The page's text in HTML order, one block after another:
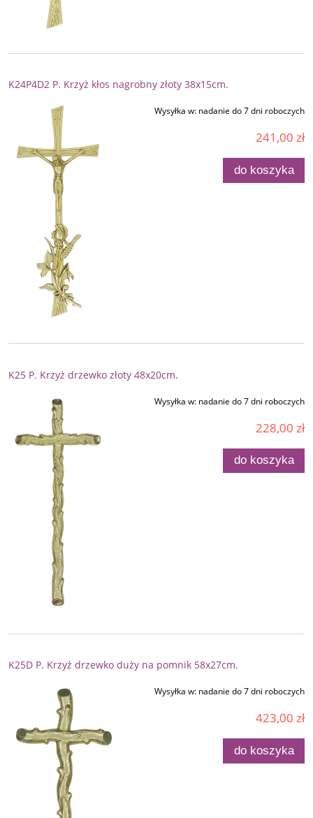
K24P4D2 P. Krzyż kłos nagrobny złoty 38x15cm.
Wysyłka w: nadanie do 7 dni roboczych
241,00 zł
do koszyka
K25 P. Krzyż drzewko złoty 48x20cm.
Wysyłka w: nadanie do 7 dni roboczych
228,00 zł
do koszyka
K25D P. Krzyż drzewko duży na pomnik 58x27cm.
Wysyłka w: nadanie do 7 dni roboczych
423,00 zł
do koszyka